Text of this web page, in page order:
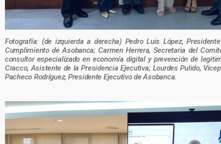
Fotografía: (de izquierda a derecha) Pedro Luis López,
Cumplimiento de Asobanca; Carmen Herrera, Secretaria del
consultor especializado en economía digital y prevención de
Cracco, Asistente de la Presidencia Ejecutiva; Lourdes Pulido,
Pacheco Rodríguez, Presidente Ejecutivo de Asobanca.